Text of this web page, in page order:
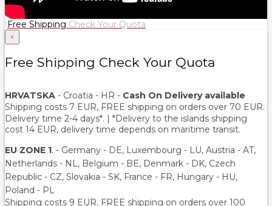
Free Shipping Check Your Quota
×
Free Shipping Check Your Quota
HRVATSKA - Croatia - HR - Cash On Delivery available
Shipping costs 7 EUR, FREE shipping on orders over 70 EUR.
Delivery time 2-4 days*. | *Delivery to the islands shipping
cost 14 EUR, delivery time depends on maritime transit.
EU ZONE 1. - Germany - DE, Luxembourg - LU, Austria - AT,
Netherlands - NL, Belgium - BE, Denmark - DK, Czech
Republic - CZ, Slovakia - SK, France - FR, Hungary - HU,
Poland - PL
Shipping costs 9 EUR, FREE shipping on orders over 100